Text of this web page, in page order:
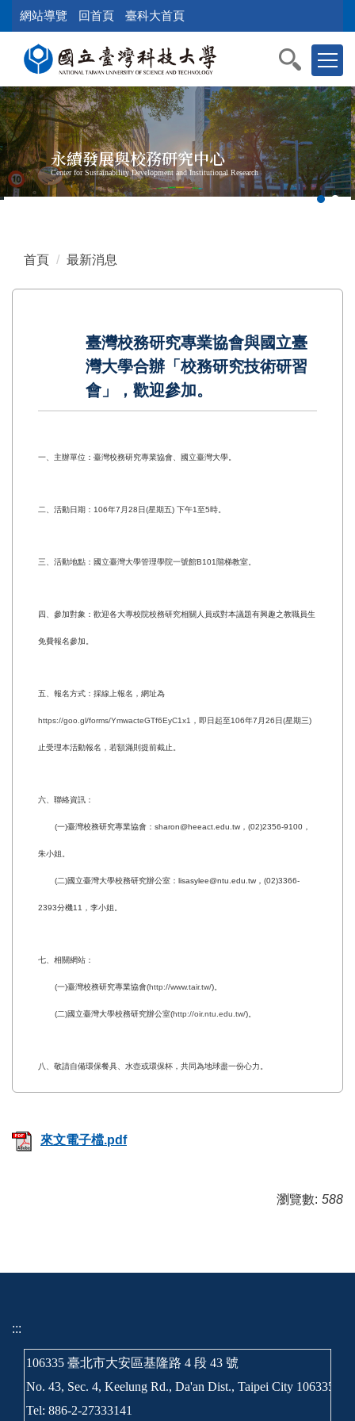
到
內
容
區
塊
網站導覽 回首頁 臺科大首頁
永續發展與校務研究中心
Center for Sustainability Development and Institutional Research
首頁 最新消息
臺灣校務研究專業協會與國立臺
灣大學合辦「校務研究技術研習
會」，歡迎參加。
一、主辦單位：臺灣校務研究專業協會、國立臺灣大學。
二、活動日期：106年7月28日(星期五) 下午1至5時。
三、活動地點：國立臺灣大學管理學院一號館B101階梯教室。
四、參加對象：歡迎各大專校院校務研究相關人員或對本議題有興趣之教職員生
免費報名參加。
五、報名方式：採線上報名，網址為
https://goo.gl/forms/YmwacteGTf6EyC1x1 ，即日起至106年7月26日(星期三)
止受理本活動報名，若額滿則提前截止。
六、聯絡資訊：
(一)臺灣校務研究專業協會：sharon@heeact.edu.tw，(02)2356-9100，
朱小姐。
(二)國立臺灣大學校務研究辦公室：lisasylee@ntu.edu.tw，(02)3366-
2393分機11，李小姐。
七、相關網站：
(一)臺灣校務研究專業協會(http://www.tair.tw/)。
(二)國立臺灣大學校務研究辦公室(http://oir.ntu.edu.tw/)。
八、敬請自備環保餐具、水壺或環保杯，共同為地球盡一份心力。
來文電子檔.pdf
瀏覽數: 588
:::
106335 臺北市大安區基隆路 4 段 43 號
No. 43, Sec. 4, Keelung Rd., Da'an Dist., Taipei City 106335,
Tel: 886-2-27333141